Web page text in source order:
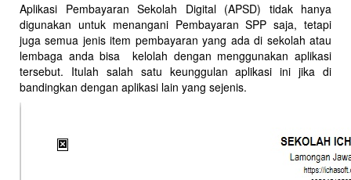
Aplikasi Pembayaran Sekolah Digital (APSD) tidak hanya
digunakan untuk menangani Pembayaran SPP saja, tetapi
juga semua jenis item pembayaran yang ada di sekolah atau
lembaga anda bisa kelolah dengan menggunakan aplikasi
tersebut. Itulah salah satu keunggulan aplikasi ini jika di
bandingkan dengan aplikasi lain yang sejenis.